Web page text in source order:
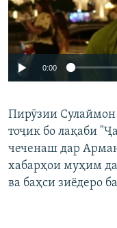
Auto
0:00
Пирӯзии
тоҷик бо лақаби
чеченаш дар
хабарҳои муҳим
ва баҳси зиёдеро